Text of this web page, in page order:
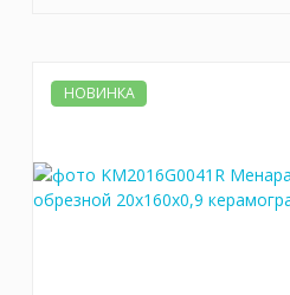
НОВИНКА